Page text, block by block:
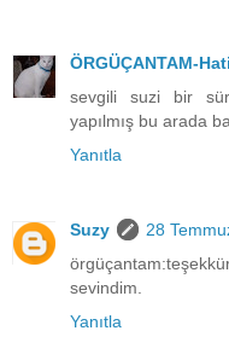
ÖRGÜÇANTAM-
sevgili suzi bir
yapılmış bu arada
Yanıtla
Suzy
28
sevindim.
Yanıtla